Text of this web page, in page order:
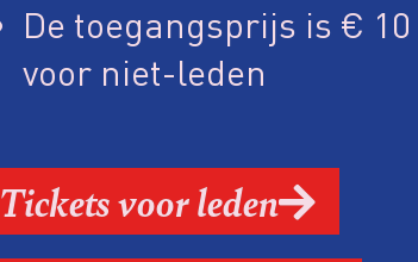
De toegangsprijs is €
voor niet-leden
Tickets voor leden